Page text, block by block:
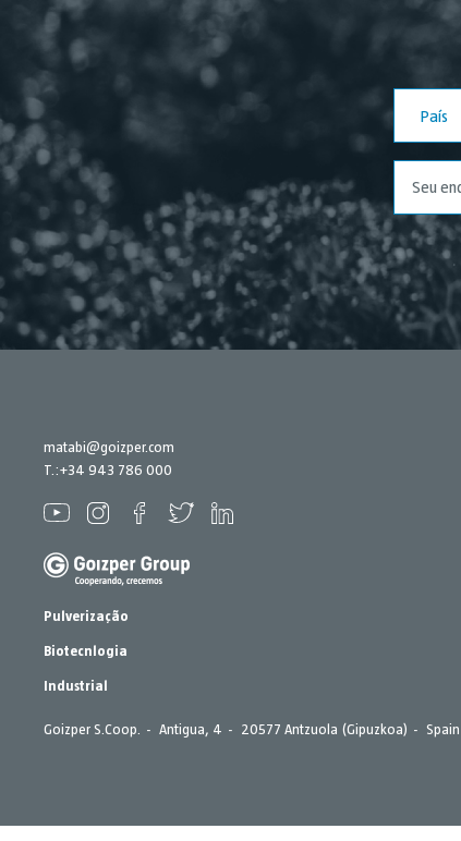
País
matabi@goizper.com
T.:+34 943 786 000
Pulverização
Biotecnlogia
Industrial
Goizper S.Coop. Antigua, 4 20577 Antzuola (Gipuzkoa) Spain